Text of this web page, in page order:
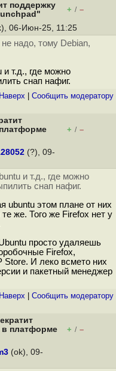
поддержку
+ / –
06-Июн-25, 11:25
надо, тому Debian,
т.д., где можно
снап нафиг.
Наверх Cообщить модератору
+ / –
(?), 09-
и т.д., где можно
снап нафиг.
ubuntu этом плане от них
же. Того же Firefox нет у
просто удаляешь
Firefox,
Store. И леко всмето них
и пакетный менеджер
Наверх Cообщить модератору
в платформе
+ / –
(ok), 09-